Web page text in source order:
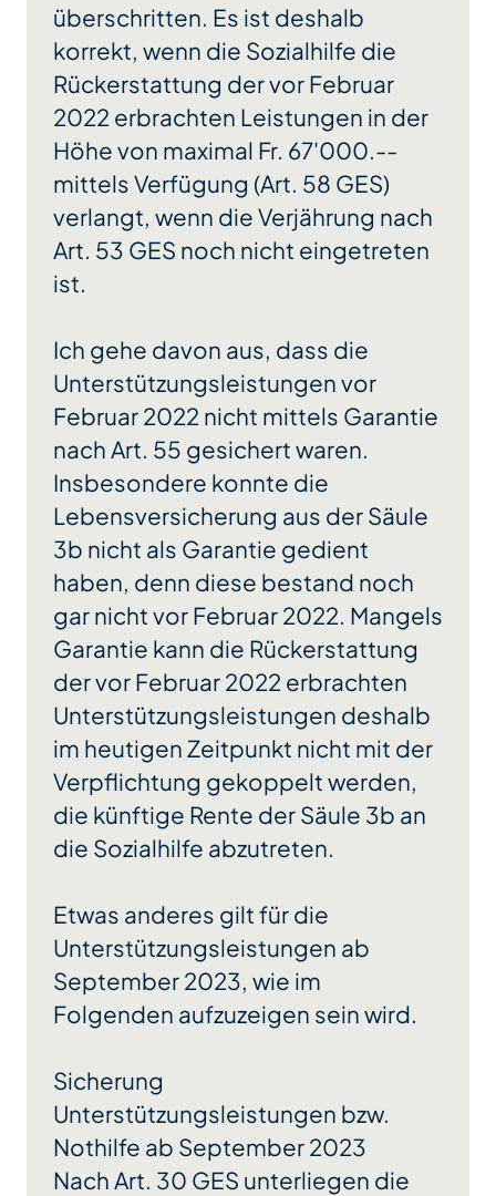
überschritten. Es ist deshalb
korrekt, wenn die Sozialhilfe die
Rückerstattung der vor Februar
2022 erbrachten Leistungen in der
Höhe von maximal Fr. 67'000.--
mittels Verfügung (Art. 58 GES)
verlangt, wenn die Verjährung nach
Art. 53 GES noch nicht eingetreten
ist.
Ich gehe davon aus, dass die
Unterstützungsleistungen vor
Februar 2022 nicht mittels Garantie
nach Art. 55 gesichert waren.
Insbesondere konnte die
Lebensversicherung aus der Säule
3b nicht als Garantie gedient
haben, denn diese bestand noch
gar nicht vor Februar 2022. Mangels
Garantie kann die Rückerstattung
der vor Februar 2022 erbrachten
Unterstützungsleistungen deshalb
im heutigen Zeitpunkt nicht mit der
Verpflichtung gekoppelt werden,
die künftige Rente der Säule 3b an
die Sozialhilfe abzutreten.
Etwas anderes gilt für die
Unterstützungsleistungen ab
September 2023, wie im
Folgenden aufzuzeigen sein wird.
Sicherung
Unterstützungsleistungen bzw.
Nothilfe ab September 2023
Nach Art. 30 GES unterliegen die